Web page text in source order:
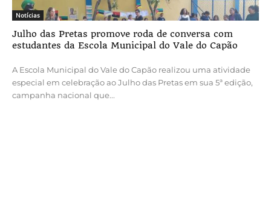
Notícias
Julho das Pretas promove roda de conversa com
estudantes da Escola Municipal do Vale do Capão
A Escola Municipal do Vale do Capão realizou uma atividade
especial em celebração ao Julho das Pretas em sua 5ª edição,
campanha nacional que...